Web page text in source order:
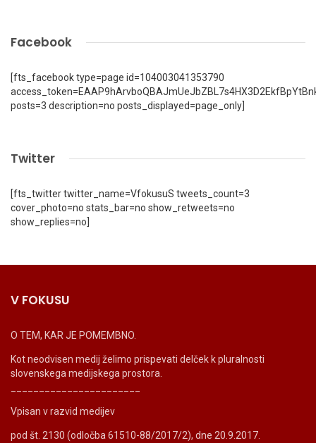
Facebook
[fts_facebook type=page id=104003041353790
posts=3 description=no posts_displayed=page_only]
Twitter
[fts_twitter twitter_name=VfokusuS tweets_count=3
cover_photo=no stats_bar=no show_retweets=no
show_replies=no]
V FOKUSU
O TEM, KAR JE POMEMBNO.
Kot neodvisen medij želimo prispevati delček k pluralnosti
slovenskega medijskega prostora.
Vpisan v razvid medijev
pod št. 2130 (odločba 61510-88/2017/2), dne 20.9.2017.